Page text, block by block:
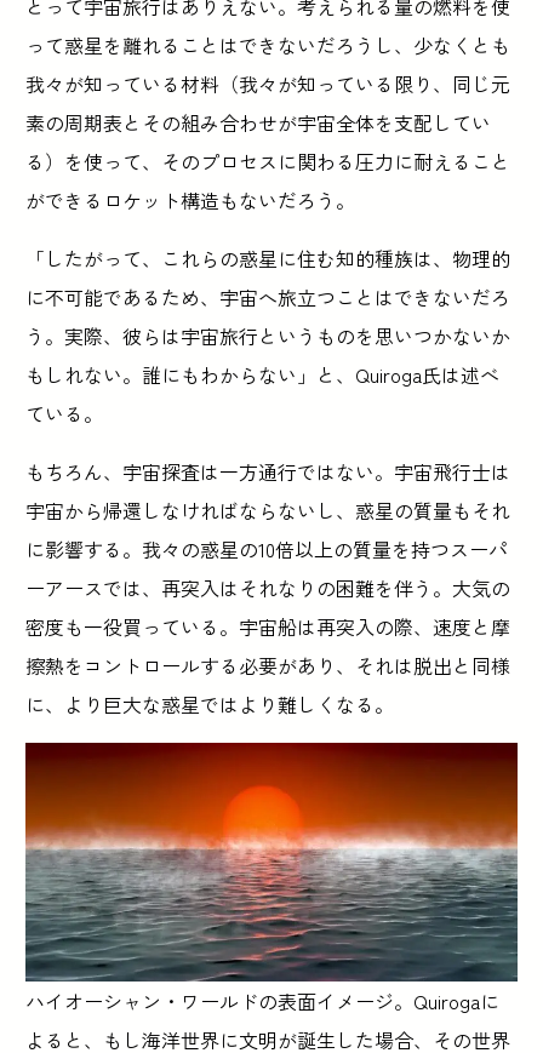
って惑星を離れることはできないだろうし、少なくとも
我々が知っている材料（我々が知っている限り、同じ元
素の周期表とその組み合わせが宇宙全体を支配してい
る）を使って、そのプロセスに関わる圧力に耐えること
ができるロケット構造もないだろう。
「したがって、これらの惑星に住む知的種族は、物理的
に不可能であるため、宇宙へ旅立つことはできないだろ
う。実際、彼らは宇宙旅行というものを思いつかないか
もしれない。誰にもわからない」と、Quiroga氏は述べ
ている。
もちろん、宇宙探査は一方通行ではない。宇宙飛行士は
宇宙から帰還しなければならないし、惑星の質量もそれ
に影響する。我々の惑星の10倍以上の質量を持つスーパ
ーアースでは、再突入はそれなりの困難を伴う。大気の
密度も一役買っている。宇宙船は再突入の際、速度と摩
擦熱をコントロールする必要があり、それは脱出と同様
に、より巨大な惑星ではより難しくなる。
ハイオーシャン・ワールドの表面イメージ。Quirogaに
よると、もし海洋世界に文明が誕生した場合、その世界